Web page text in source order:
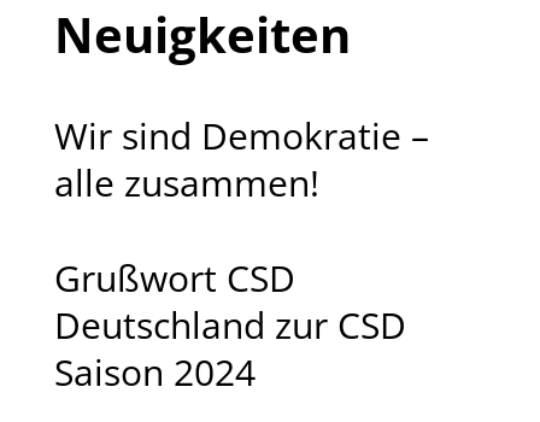
Neuigkeiten
Wir sind Demokratie –
alle zusammen!
Grußwort CSD
Deutschland zur CSD
Saison 2024